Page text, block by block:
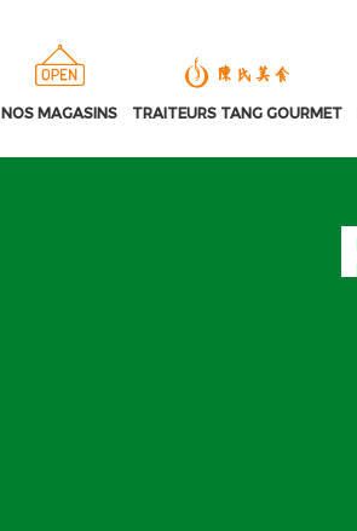
NOS MAGASINS TRAITEURS TANG GOURMET